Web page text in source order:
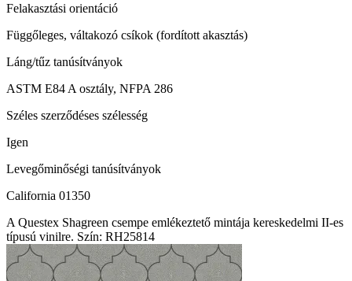
Felakasztási orientáció
Függőleges, váltakozó csíkok (fordított akasztás)
Láng/tűz tanúsítványok
ASTM E84 A osztály, NFPA 286
Széles szerződéses szélesség
Igen
Levegőminőségi tanúsítványok
California 01350
A Questex Shagreen csempe emlékeztető mintája kereskedelmi II-es
típusú vinilre. Szín: RH25814